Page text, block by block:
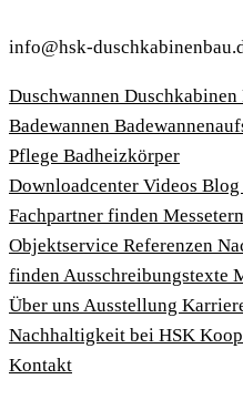
info@hsk-
Duschwannen Duschkabinen
Badewannen
Pflege Badheizkörper
Download­center Videos Blog
Fachpartner finden
Objektservice Referenzen
findenAusschreibungstexte
Über uns Ausstellung
Nachhaltigkeit bei HSK
Kontakt